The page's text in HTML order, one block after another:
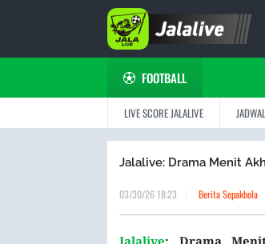
FOOTBALL
LIVE SCORE JALALIVE
Jalalive: Drama Menit
03/30/26 18:23 Berita Sepakbola
Jalalive: Drama